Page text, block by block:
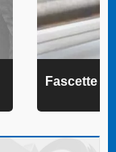
Fascette